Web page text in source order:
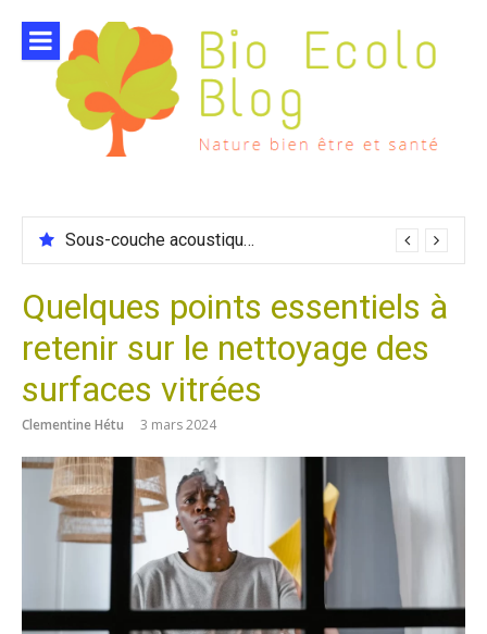
contenu
Sous-couche acoustique compatible chauffage sol
Quelques points essentiels à
retenir sur le nettoyage des
surfaces vitrées
Clementine Hétu 3 mars 2024